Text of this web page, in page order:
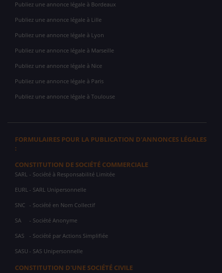
Publiez une annonce légale à Bordeaux
Publiez une annonce légale à Lille
Publiez une annonce légale à Lyon
Publiez une annonce légale à Marseille
Publiez une annonce légale à Nice
Publiez une annonce légale à Paris
Publiez une annonce légale à Toulouse
FORMULAIRES POUR LA PUBLICATION D'ANNONCES LÉGALES
:
CONSTITUTION DE SOCIÉTÉ COMMERCIALE
SARL - Société à Responsabilité Limitée
EURL - SARL Unipersonnelle
SNC - Société en Nom Collectif
SA - Société Anonyme
SAS - Société par Actions Simplifiée
SASU - SAS Unipersonnelle
CONSTITUTION D'UNE SOCIÉTÉ CIVILE